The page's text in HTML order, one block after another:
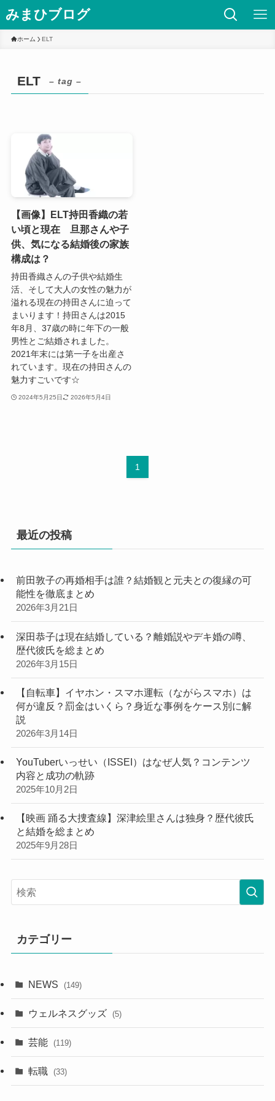
みまひブログ
ホーム ELT
ELT – tag –
【画像】ELT持田香織の若
い頃と現在 旦那さんや子
供、気になる結婚後の家族
構成は？
持田香織さんの子供や結婚生
活、そして大人の女性の魅力が
溢れる現在の持田さんに迫って
まいります！持田さんは2015
年8月、37歳の時に年下の一般
男性とご結婚されました。
2021年末には第一子を出産さ
れています。現在の持田さんの
魅力すごいです☆
2024年5月25日 2026年5月4日
1
最近の投稿
前田敦子の再婚相手は誰？結婚観と元夫との復縁の可
能性を徹底まとめ
2026年3月21日
深田恭子は現在結婚している？離婚説やデキ婚の噂、
歴代彼氏を総まとめ
2026年3月15日
【自転車】イヤホン・スマホ運転（ながらスマホ）は
何が違反？罰金はいくら？身近な事例をケース別に解
説
2026年3月14日
YouTuberいっせい（ISSEI）はなぜ人気？コンテンツ
内容と成功の軌跡
2025年10月2日
【映画 踊る大捜査線】深津絵里さんは独身？歴代彼氏
と結婚を総まとめ
2025年9月28日
カテゴリー
NEWS (149)
ウェルネスグッズ (5)
芸能 (119)
転職 (33)